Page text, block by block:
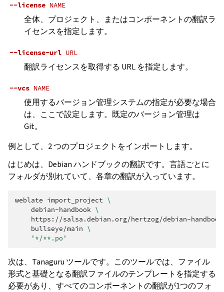
--license NAME
全体、プロジェクト、またはコンポーネントの翻訳ラ
イセンスを指定します。
--license-url URL
翻訳ライセンスを取得する URL を指定します。
--vcs NAME
使用するバージョン管理システムの指定が必要な場合
は、ここで設定します。既定のバージョン管理は
Git。
例として、2 つのプロジェクトをインポートします。
はじめは、Debian ハンドブックの翻訳です。言語ごとに
フォルダが別れていて、各章の翻訳が入っています。
weblate import_project \
debian-handbook \
https://salsa.debian.org/hertzog/debian-
bullseye/main \
'*/**.po'
次は、Tanaguru ツールです。このツールでは、ファイル
形式と基礎となる翻訳ファイルのテンプレートを指定する
必要があり、すべてのコンポーネントの翻訳が1つのフォ